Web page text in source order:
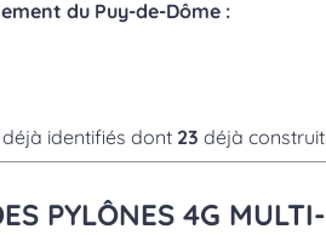
du Puy-de-Dôme :
identifiés dont 23 déjà
PYLÔNES 4G MULTI-